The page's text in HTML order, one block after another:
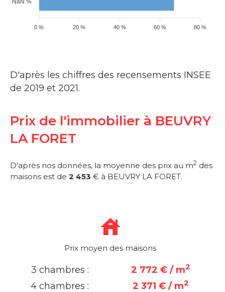
80 %
60 %
40 %
20 %
0 %
D'après les chiffres des recensements INSEE
de 2019 et 2021.
Prix de l'immobilier à BEUVRY
LA FORET
D'après nos données, la moyenne des prix au m2 des
maisons est de 2 453 € à BEUVRY LA FORET.
Prix moyen des maisons
3 chambres : 2 772 € / m2
4 chambres : 2 371 € / m2